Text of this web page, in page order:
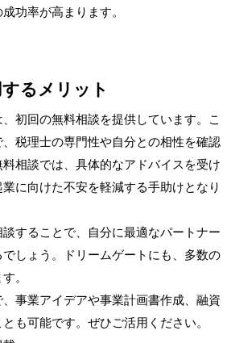
功率が高まります。
るメリット
初回の無料相談を提供しています。こ
税理士の専門性や自分との相性を確認
相談では、具体的なアドバイスを受け
に向けた不安を軽減する手助けとなり
することで、自分に最適なパートナー
しょう。ドリームゲートにも、多数の
。
事業アイデアや事業計画書作成、融資
も可能です。ぜひご活用ください。